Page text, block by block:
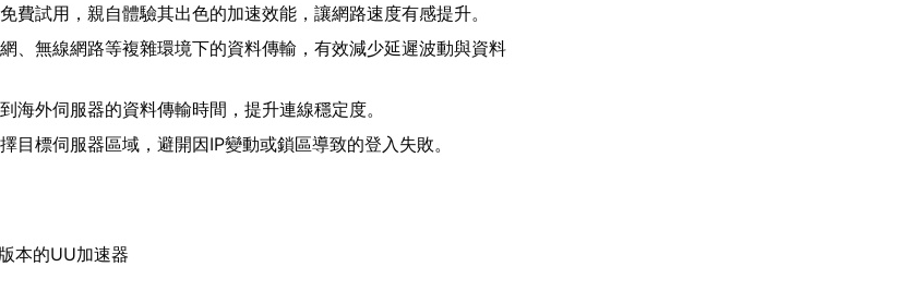
費試用，親自體驗其出色的加速效能，讓網路速度有感提升。
網、無線網路等複雜環境下的資料傳輸，有效減少延遲波動與資料
海外伺服器的資料傳輸時間，提升連線穩定度。
擇目標伺服器區域，避開因IP變動或鎖區導致的登入失敗。
本的UU加速器